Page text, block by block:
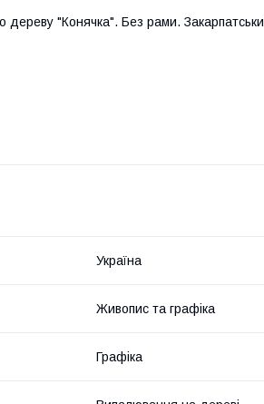
дереву "Конячка". Без рами.
Україна
Живопис та графіка
Графіка